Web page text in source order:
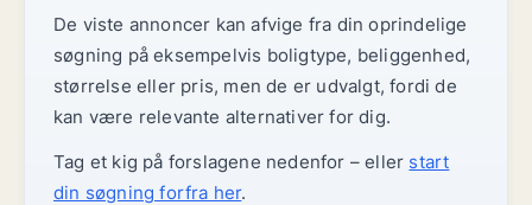
De viste annoncer kan afvige fra din oprindelige
søgning på eksempelvis boligtype, beliggenhed,
størrelse eller pris, men de er udvalgt, fordi de
kan være relevante alternativer for dig.
Tag et kig på forslagene nedenfor – eller start
din søgning forfra her.